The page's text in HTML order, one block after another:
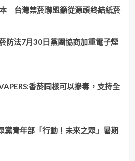
台灣禁菸聯盟籲從源頭終結紙菸
防法7月30日黨團協商加重電子煙
香菸同樣可以摻毒，支持全
青年部「行動！未來之眾」暑期